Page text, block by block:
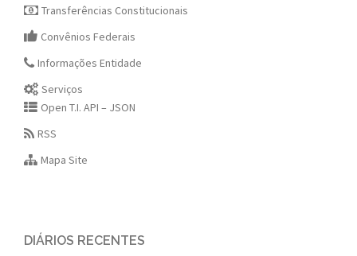
Transferências Constitucionais
Convênios Federais
Informações Entidade
Serviços
Open T.I. API – JSON
RSS
Mapa Site
DIÁRIOS RECENTES